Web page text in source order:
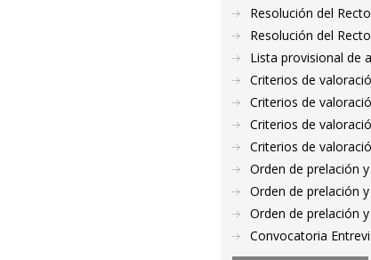
Resolución del
Resolución del
Lista provisional de
Criterios de
Criterios de
Criterios de
Criterios de
Orden de prelación
Orden de prelación
Orden de prelación
Convocatoria